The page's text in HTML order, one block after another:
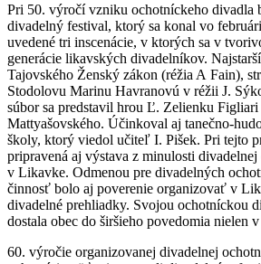
Pri 50. výročí vzniku ochotníckeho divadla
divadelný festival, ktorý sa konal vo
uvedené tri inscenácie, v ktorých sa v
generácie likavských divadelníkov.
Tajovského Ženský zákon (réžia A Fain),
Stodolovu Marinu Havranovú v réžii J.
súbor sa predstavil hrou Ľ. Zelienku
Mattyašovského. Účinkoval aj tanečno-
školy, ktorý viedol učiteľ I. Pišek. Pri tejto
pripravená aj výstava z minulosti
v Likavke. Odmenou pre divadelných
činnosť bolo aj poverenie organizovať v
divadelné prehliadky. Svojou ochotníckou
dostala obec do širšieho povedomia nielen
60. výročie organizovanej divadelnej